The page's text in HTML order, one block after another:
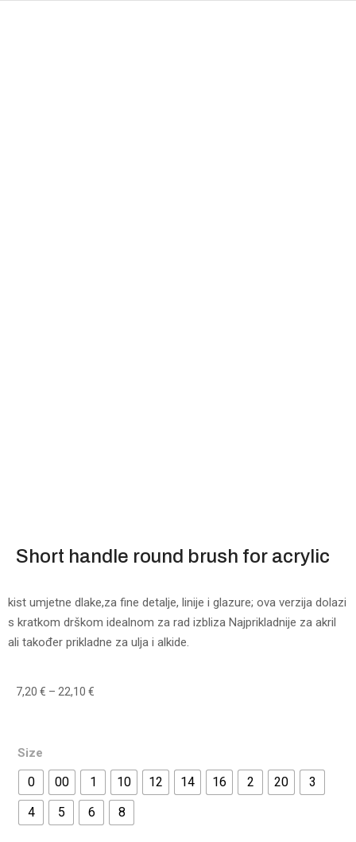
Short handle round brush for acrylic
kist umjetne dlake,za fine detalje, linije i glazure; ova verzija dolazi
s kratkom drškom idealnom za rad izbliza Najprikladnije za akril
ali također prikladne za ulja i alkide.
7,20 € – 22,10 €
Size
0 00 1 10 12 14 16 2 20
3
4
5 6 8